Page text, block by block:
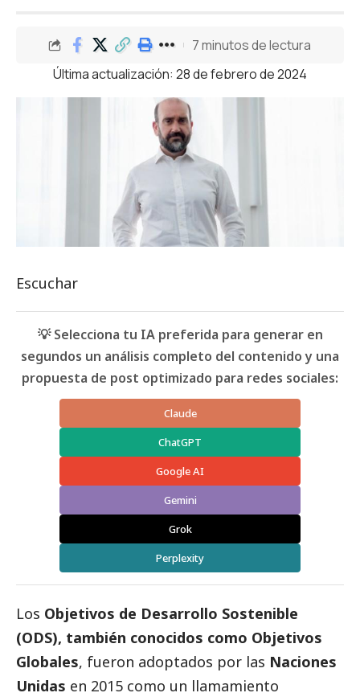
Última actualización: 28 de febrero de 2024
7 minutos de lectura
Escuchar
💡 Selecciona tu IA preferida para generar en
segundos un análisis completo del contenido y una
propuesta de post optimizado para redes sociales:
Claude
ChatGPT
Google AI
Gemini
Grok
Perplexity
Los Objetivos de Desarrollo Sostenible
(ODS), también conocidos como Objetivos
Globales, fueron adoptados por las Naciones
Unidas en 2015 como un llamamiento